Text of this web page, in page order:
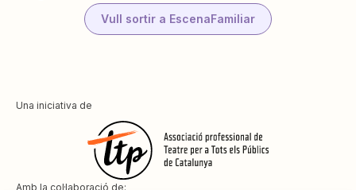
Vull sortir a EscenaFamiliar
Una iniciativa de
Amb la col·laboració de: